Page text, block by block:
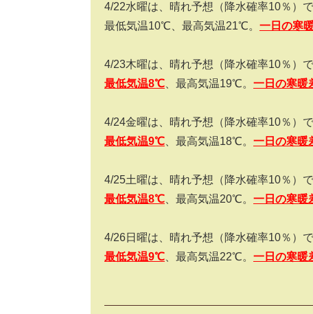
4/22水曜は、晴れ予想（降水確率10％）
最低気温10℃、最高気温21℃。 一日の寒
4/23木曜は、晴れ予想（降水確率10％）
最低気温8℃ 、最高気温19℃。 一日の寒暖
4/24金曜は、晴れ予想（降水確率10％）
最低気温9℃ 、最高気温18℃。 一日の寒暖
4/25土曜は、晴れ予想（降水確率10％）
最低気温8℃ 、最高気温20℃。 一日の寒暖
4/26日曜は、晴れ予想（降水確率10％）
最低気温9℃ 、最高気温22℃。 一日の寒暖